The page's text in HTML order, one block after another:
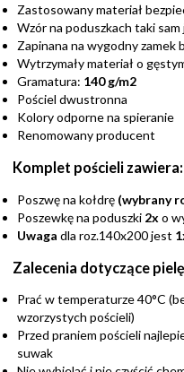
Zastosowany materiał
Wzór na poduszkach taki sam
Zapinana na wygodny zamek
Wytrzymały materiał o
Gramatura: 140 g/m2
Pościel dwustronna
Kolory odporne na spieranie
Renomowany producent
Komplet pościeli zawiera:
Poszwę na kołdrę (wybrany
Poszewkę na poduszki 2x o
Uwaga dla roz.140x200 jest
Zalecenia dotyczące
Prać w temperaturze 40°C
wzorzystych pościeli)
Przed praniem pościeli
suwak